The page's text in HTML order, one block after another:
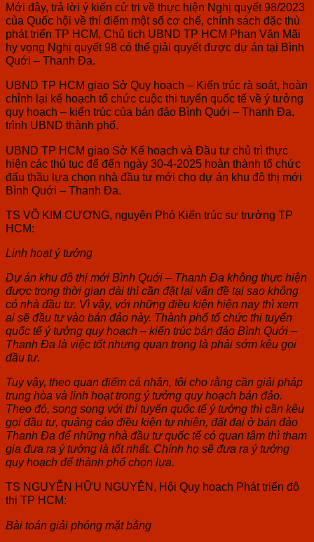
Mới đây, trả lời ý kiến cử tri về thực hiện Nghị quyết 98/2023
của Quốc hội về thí điểm một số cơ chế, chính sách đặc thù
phát triển TP HCM, Chủ tịch UBND TP HCM Phan Văn Mãi
hy vọng Nghị quyết 98 có thể giải quyết được dự án tại Bình
Quới – Thanh Đa.
UBND TP HCM giao Sở Quy hoạch – Kiến trúc rà soát, hoàn
chỉnh lại kế hoạch tổ chức cuộc thi tuyển quốc tế về ý tưởng
quy hoạch – kiến trúc của bán đảo Bình Quới – Thanh Đa,
trình UBND thành phố.
UBND TP HCM giao Sở Kế hoạch và Đầu tư chủ trì thực
hiện các thủ tục để đến ngày 30-4-2025 hoàn thành tổ chức
đấu thầu lựa chọn nhà đầu tư mới cho dự án khu đô thị mới
Bình Quới – Thanh Đa.
TS VÕ KIM CƯƠNG, nguyên Phó Kiến trúc sư trưởng TP
HCM:
Linh hoạt ý tưởng
Dự án khu đô thị mới Bình Quới – Thanh Đa không thực hiện
được trong thời gian dài thì cần đặt lại vấn đề tại sao không
có nhà đầu tư. Vì vậy, với những điều kiện hiện nay thì xem
ai sẽ đầu tư vào bán đảo này. Thành phố tổ chức thi tuyển
quốc tế ý tưởng quy hoạch – kiến trúc bán đảo Bình Quới –
Thanh Đa là việc tốt nhưng quan trọng là phải sớm kêu gọi
đầu tư.
Tuy vậy, theo quan điểm cá nhân, tôi cho rằng cần giải pháp
trung hòa và linh hoạt trong ý tưởng quy hoạch bán đảo.
Theo đó, song song với thi tuyển quốc tế ý tưởng thì cần kêu
gọi đầu tư, quảng cáo điều kiện tự nhiên, đất đai ở bán đảo
Thanh Đa để những nhà đầu tư quốc tế có quan tâm thì tham
gia đưa ra ý tưởng là tốt nhất. Chính họ sẽ đưa ra ý tưởng
quy hoạch để thành phố chọn lựa.
TS NGUYỄN HỮU NGUYÊN, Hội Quy hoạch Phát triển đô
thị TP HCM:
Bài toán giải phóng mặt bằng